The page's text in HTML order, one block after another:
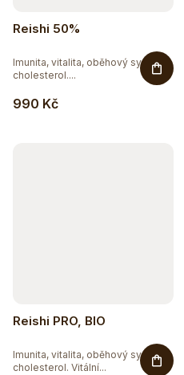
Reishi 50%
990 Kč
Imunita, vitalita, oběhový systém,
cholesterol....
Reishi PRO, BIO
Imunita, vitalita, oběhový systém,
cholesterol. Vitální...